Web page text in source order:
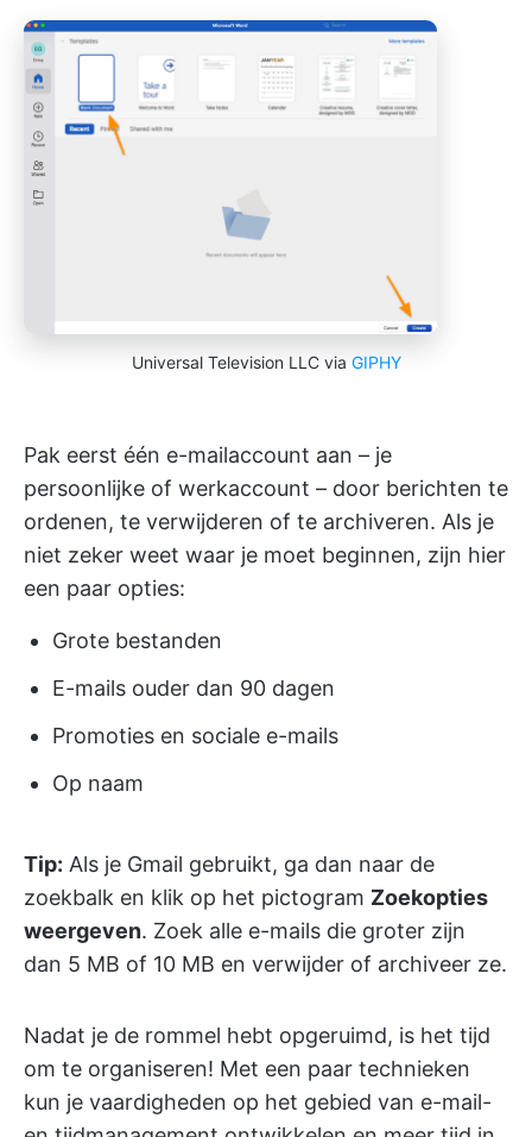
Universal Television LLC via GIPHY
Pak eerst één e-mailaccount aan – je
persoonlijke of werkaccount – door berichten te
ordenen, te verwijderen of te archiveren. Als je
niet zeker weet waar je moet beginnen, zijn hier
een paar opties:
Grote bestanden
E-mails ouder dan 90 dagen
Promoties en sociale e-mails
Op naam
Tip: Als je Gmail gebruikt, ga dan naar de
zoekbalk en klik op het pictogram Zoekopties
weergeven. Zoek alle e-mails die groter zijn
dan 5 MB of 10 MB en verwijder of archiveer ze.
Nadat je de rommel hebt opgeruimd, is het tijd
om te organiseren! Met een paar technieken
kun je vaardigheden op het gebied van e-mail-